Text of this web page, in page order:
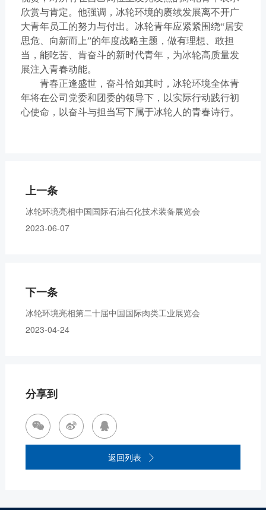
欣赏与肯定。他强调，冰轮环境的赓续发展离不开广
大青年员工的努力与付出。冰轮青年应紧紧围绕“居安
思危、向新而上”的年度战略主题，做有理想、敢担
当，能吃苦、肯奋斗的新时代青年，为冰轮高质量发
展注入青春动能。
青春正逢盛世，奋斗恰如其时，冰轮环境全体青
年将在公司党委和团委的领导下，以实际行动践行初
心使命，以奋斗与担当写下属于冰轮人的青春诗行。
上一条
冰轮环境亮相中国国际石油石化技术装备展览会
2023-06-07
下一条
冰轮环境亮相第二十届中国国际肉类工业展览会
2023-04-24
分享到
  
返回列表 